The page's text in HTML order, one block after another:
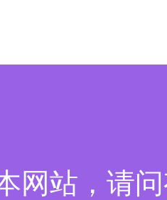
网站，请